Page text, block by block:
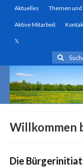
Aktuelles Themen
Aktive Mitarbeit
Suchen
nach:
Willkommen
Die